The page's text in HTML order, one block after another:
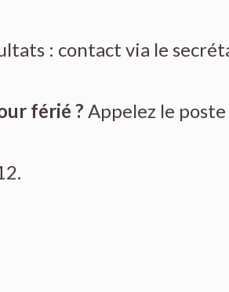
: contact via le
férié ? Appelez le poste